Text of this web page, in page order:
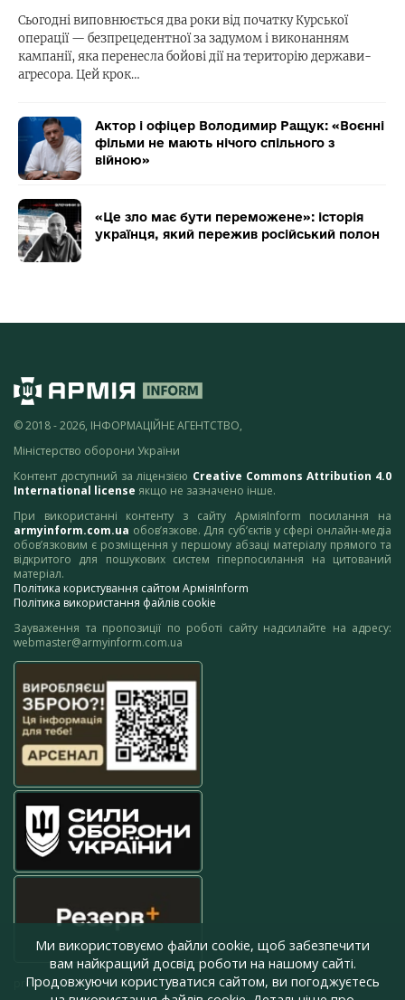
Сьогодні виповнюється два роки від початку Курської
операції — безпрецедентної за задумом і виконанням
кампанії, яка перенесла бойові дії на територію держави-
агресора. Цей крок…
Актор і офіцер Володимир Ращук: «Воєнні
фільми не мають нічого спільного з
війною»
«Це зло має бути переможене»: історія
українця, який пережив російський полон
© 2018 - 2026, ІНФОРМАЦІЙНЕ АГЕНТСТВО,
Міністерство оборони України
Контент доступний за ліцензією Creative Commons Attribution 4.0
International license якщо не зазначено інше.
При використанні контенту з сайту АрміяInform посилання на
armyinform.com.ua обов’язкове. Для суб’єктів у сфері онлайн-медіа
обов’язковим є розміщення у першому абзаці матеріалу прямого та
відкритого для пошукових систем гіперпосилання на цитований
матеріал.
Політика користування сайтом АрміяInform
Політика використання файлів cookie
Зауваження та пропозиції по роботі сайту надсилайте на адресу:
webmaster@armyinform.com.ua
press@armyinform.com.ua
Ми використовуємо файли cookie, щоб забезпечити
вам найкращий досвід роботи на нашому сайті.
Продовжуючи користуватися сайтом, ви погоджуєтесь